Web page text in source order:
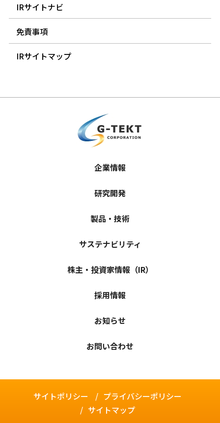
IRサイトナビ
免責事項
IRサイトマップ
企業情報
研究開発
製品・技術
サステナビリティ
株主・投資家情報（IR）
採用情報
お知らせ
お問い合わせ
サイトポリシー
プライバシーポリシー
サイトマップ